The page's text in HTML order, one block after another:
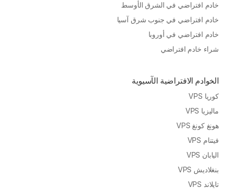
خادم افتراضي في الشرق الأوسط
خادم افتراضي في جنوب شرق آسيا
خادم افتراضي في أوروبا
شراء خادم افتراضي
الخوادم الافتراضية الآسيوية
كوريا VPS
ماليزيا VPS
هونغ كونغ VPS
فيتنام VPS
اليابان VPS
بنغلاديش VPS
تايلاند VPS